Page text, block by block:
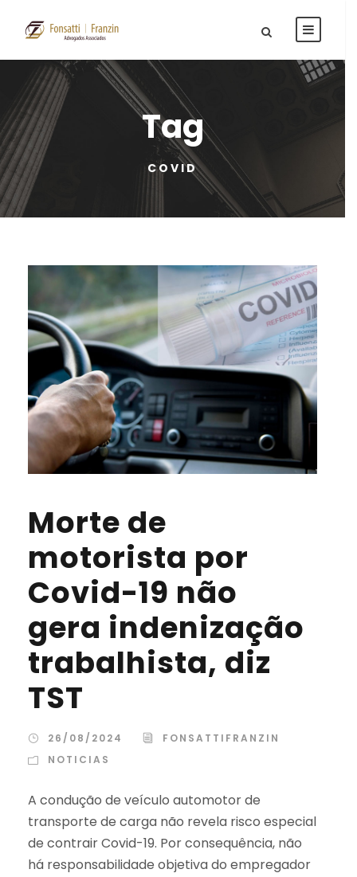
Tag
COVID
Morte de
motorista por
Covid-19 não
gera indenização
trabalhista, diz
TST
26/08/2024
FONSATTIFRANZIN
NOTICIAS
A condução de veículo automotor de
transporte de carga não revela risco especial
de contrair Covid-19. Por consequência, não
há responsabilidade objetiva do empregador